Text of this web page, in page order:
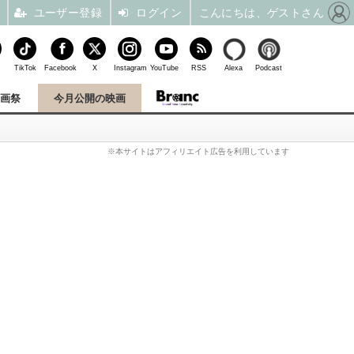
祭 今月公開の映画
※本サイトはアフィリエイト広告を利用しています
TikTok Facebook X Instagram YouTube RSS Alexa Podcast
ユーザー登録 ログイン こんにちは、ゲストさん